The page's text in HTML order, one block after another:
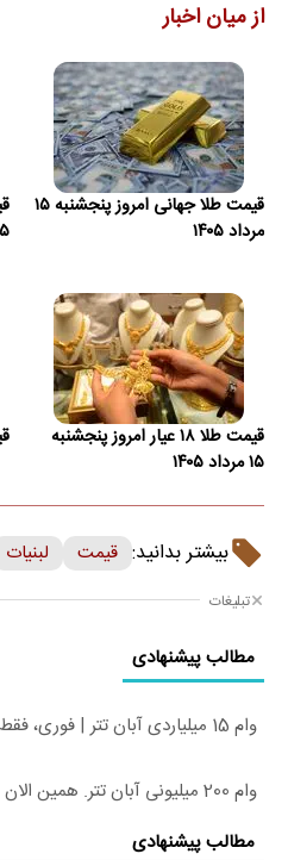
از میان اخبار
قیمت طلا جهانی امروز پنجشنبه ۱۵
مرداد ۱۴۰۵
قیمت طلا ۱۸ عیار امروز پنجشنبه
۱۵ مرداد ۱۴۰۵
بیشتر بدانید: قیمت لبنیات
تبلیغات
مطالب پیشنهادی
وام 15 میلیاردی آبان تتر | فوری، فقط با احراز هویت
وام 200 میلیونی آبان تتر. همین الان احراز هویت کن!
مطالب پیشنهادی